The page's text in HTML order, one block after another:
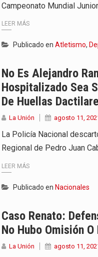
Campeonato Mundial
LEER MÁS
Publicado en Atletismo,
No Es Alejandro
Hospitalizado Sea
De Huellas
La Unión agosto 11,
La Policía Nacional
Regional de Pedro Juan
LEER MÁS
Publicado en Nacionales
Caso Renato:
No Hubo Omisión
La Unión agosto 11,